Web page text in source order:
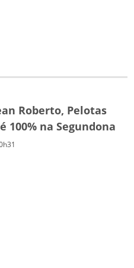
Roberto, Pelotas
100% na Segundona